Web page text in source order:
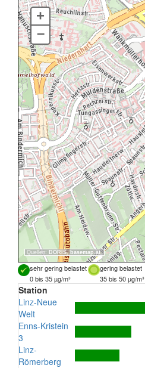
Quellen: DORIS, basemap.at
+
–
sehr gering belastet gering belastet
0 bis 35 µg/m³
35 bis 50 µg/m³
Station
Linz-Neue
Welt
Enns-Kristein
3
Linz-
Römerberg